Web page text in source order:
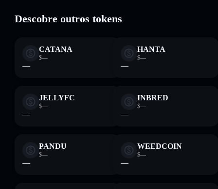
Descobre outros tokens
CATANA
$—
—
HANTA
$—
—
JELLYFC
$—
—
INBRED
$—
—
PANDU
$—
—
WEEDCOIN
$—
—